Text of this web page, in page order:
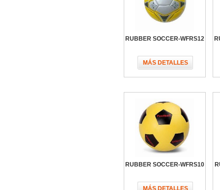
RUBBER SOCCER-WFRS12
MÁS DETALLES
RUBBER SOCCER-WFRS10
MÁS DETALLES